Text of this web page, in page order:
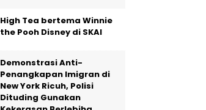
High Tea bertema Winnie
the Pooh Disney di SKAI
Demonstrasi Anti-
Penangkapan Imigran di
New York Ricuh, Polisi
Dituding Gunakan